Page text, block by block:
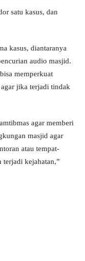
satu kasus, dan
kasus, diantaranya
audio masjid.
memperkuat
jika terjadi tindak
agar memberi
masjid agar
atau tempat-
terjadi kejahatan,”